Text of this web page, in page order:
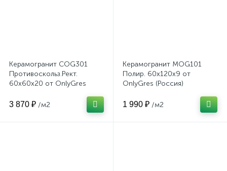
Керамогранит COG301
Противоскольз.Рект.
60x60x20 от OnlyGres
3 870 ₽ /м2
Керамогранит MOG101
Полир. 60x120x9 от
OnlyGres (Россия)
1 990 ₽ /м2